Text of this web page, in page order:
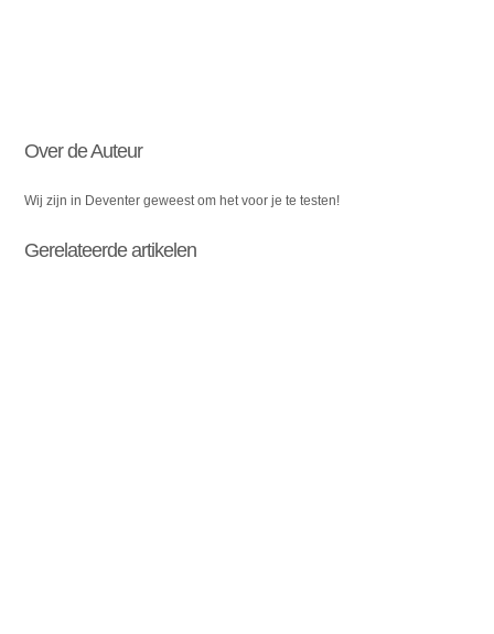
Over de Auteur
Wij zijn in Deventer geweest om het voor je te testen!
Gerelateerde artikelen